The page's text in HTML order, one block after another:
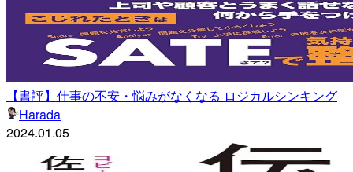
【書評】仕事の不安・悩みがなくなる ロジカルシンキング
Harada
2024.01.05